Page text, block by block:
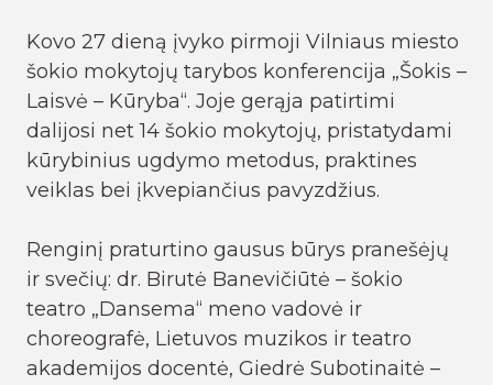
Kovo 27 dieną įvyko pirmoji Vilniaus miesto
šokio mokytojų tarybos konferencija „Šokis –
Laisvė – Kūryba“. Joje gerąja patirtimi
dalijosi net 14 šokio mokytojų, pristatydami
kūrybinius ugdymo metodus, praktines
veiklas bei įkvepiančius pavyzdžius.
Renginį praturtino gausus būrys pranešėjų
ir svečių: dr. Birutė Banevičiūtė – šokio
teatro „Dansema“ meno vadovė ir
choreografė, Lietuvos muzikos ir teatro
akademijos docentė, Giedrė Subotinaitė –